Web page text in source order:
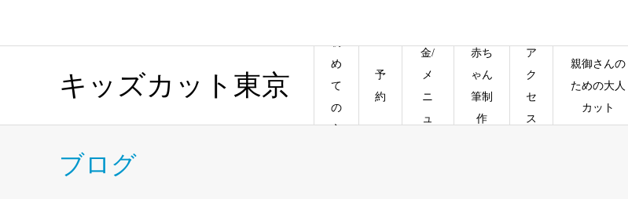
キッズカット東京
め
て
の
方
予
約
金/
メ
ニ
ュ
赤ち
ゃん
筆制
作
ア
ク
セ
ス
親御さんの
ための大人
カット
ブログ